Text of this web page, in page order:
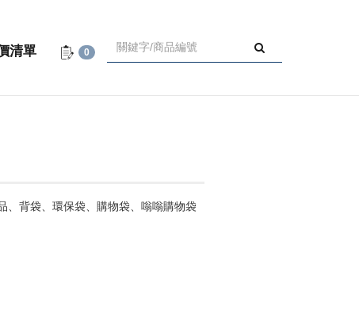
清單 0
、背袋、環保袋、購物袋、嗡嗡購物袋